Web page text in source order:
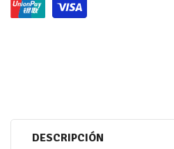
DESCRIPCIÓN